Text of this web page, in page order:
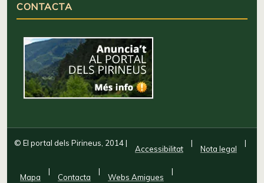
CONTACTA
© El portal dels Pirineus, 2014|
Accessibilitat
|
Nota legal
|
Mapa
|
Contacta
|
Webs Amigues
|